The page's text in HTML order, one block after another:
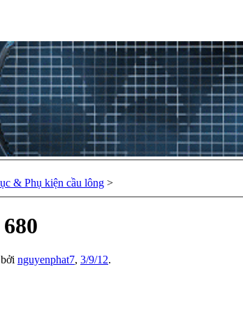
& Phụ kiện cầu lông >
nguyenphat7, 3/9/12.